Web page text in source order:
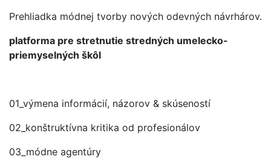
Prehliadka módnej tvorby nových odevných návrhárov.
platforma pre stretnutie stredných umelecko-
priemyselných škôl
01_výmena informácií, názorov & skúseností
02_konštruktívna kritika od profesionálov
03_módne agentúry